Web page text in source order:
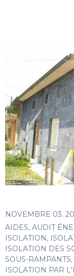
NOVEMBRE 03.
AIDES, AUDIT
ISOLATION,
ISOLATION DES
SOUS-RAMPANTS,
ISOLATION PAR